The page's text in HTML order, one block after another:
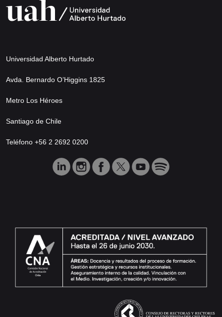
Universidad Alberto Hurtado
Avda. Bernardo O’Higgins 1825
Metro Los Héroes
Santiago de Chile
Teléfono +56 2 2692 0200